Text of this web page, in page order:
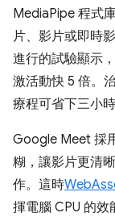
MediaPipe 程式
片、影片或即時
進行的試驗顯示
激活動快 5 倍。
療程可省下三小時
Google Meet 採
糊，讓影片更清
作。這時
揮電腦 CPU 的效